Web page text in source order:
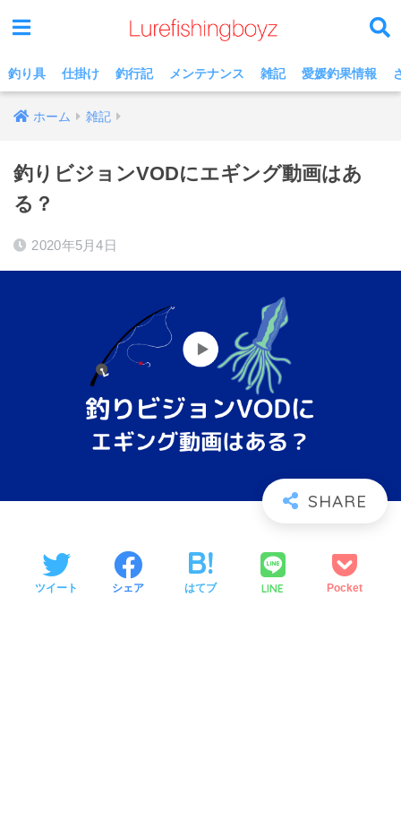
釣り具 仕掛け 釣行記 メンテナンス 雑記 愛媛釣果情報
ホーム 雑記
釣りビジョンVODにエギング動画はあ
る？
2020年5月4日
ツイート シェア はてブ LINE Pocket